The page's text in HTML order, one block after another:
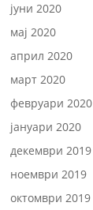
јуни 2020
мај 2020
април 2020
март 2020
февруари 2020
јануари 2020
декември 2019
ноември 2019
октомври 2019